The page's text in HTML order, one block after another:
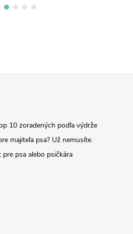
10 zoradených podľa výdrže
majiteľa psa? Už nemusíte.
psa alebo psičkára